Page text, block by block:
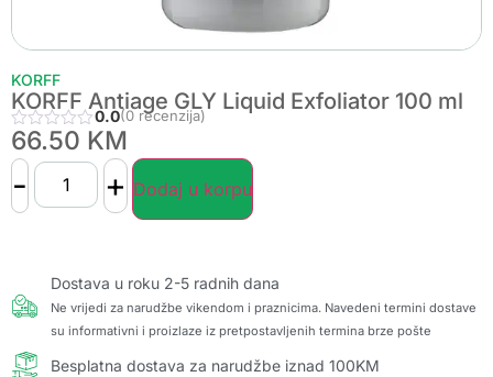
KORFF
KORFF Antiage GLY Liquid Exfoliator 100 ml
0.0(0 recenzija)
66.50 KM
- + Dodaj u korpu
Dostava u roku 2-5 radnih dana
Ne vrijedi za narudžbe vikendom i praznicima. Navedeni termini dostave
su informativni i proizlaze iz pretpostavljenih termina brze pošte
Besplatna dostava za narudžbe iznad 100KM